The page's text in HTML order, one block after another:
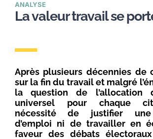
ANALYSE
La valeur travail se
Après plusieurs décennies de
sur la fin du travail et malgré
la question de l’allocation
universel pour chaque
nécessité de justifier une
d’emploi ni de travailler en
faveur des débats